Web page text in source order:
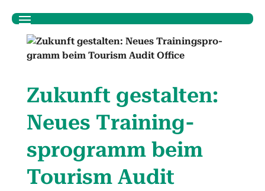
Zukun­ft gestal­ten:
Neues Train­ing­
spro­gramm beim
Tourism Audit